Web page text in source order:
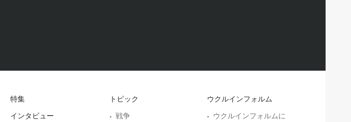
トピック
戦争
ウクルインフォルム
ウクルインフォルムに
特集
インタビュー